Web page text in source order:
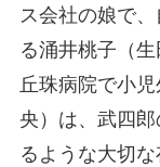
ス会社の娘で
る涌井桃子（
丘珠病院で小
央）は、武四
るような大切な